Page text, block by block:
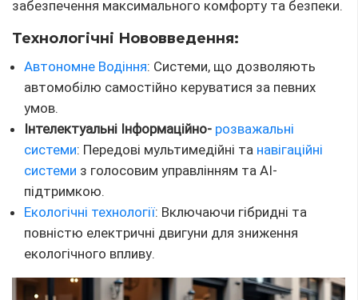
забезпечення максимального комфорту та безпеки.
Технологічні Нововведення:
Автономне Водіння: Системи, що дозволяють
автомобілю самостійно керуватися за певних
умов.
Інтелектуальні Інформаційно- розважальні
системи: Передові мультимедійні та навігаційні
системи з голосовим управлінням та AI-
підтримкою.
Екологічні технології: Включаючи гібридні та
повністю електричні двигуни для зниження
екологічного впливу.